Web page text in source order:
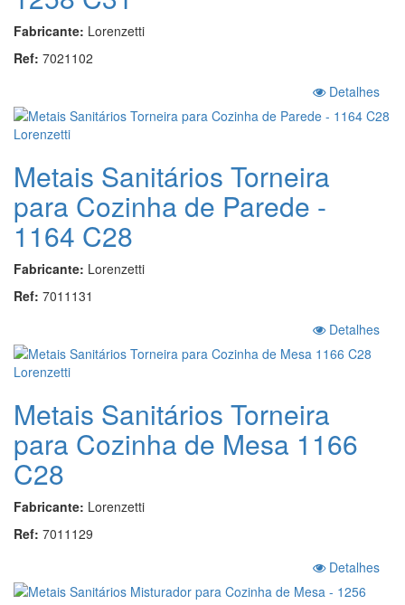
Fabricante: Lorenzetti
Ref: 7021102
Detalhes
Metais Sanitários Torneira
para Cozinha de Parede -
1164 C28
Fabricante: Lorenzetti
Ref: 7011131
Detalhes
Metais Sanitários Torneira
para Cozinha de Mesa 1166
C28
Fabricante: Lorenzetti
Ref: 7011129
Detalhes